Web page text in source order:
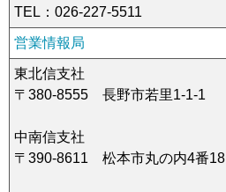
国民保護業務計画
決算公告
ご意見・ご感想
名義後援の申請について
TEL：026-227-5511
営業情報局
東北信支社
〒380-8555 長野市若里1-1-1
中南信支社
〒390-8611 松本市丸の内4番18